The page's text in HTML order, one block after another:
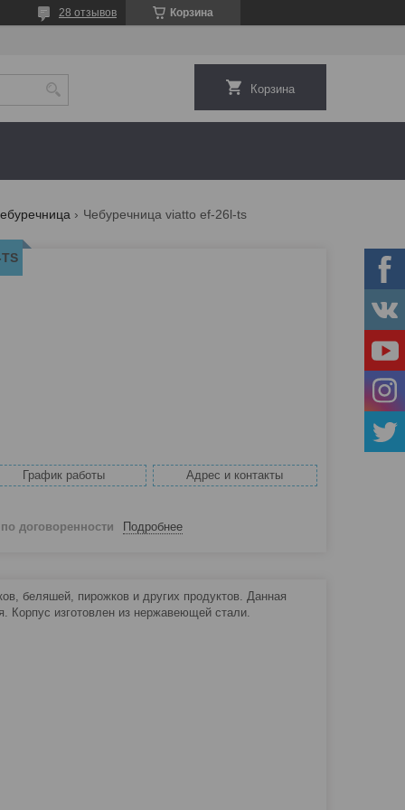
Корзина
28 отзывов
Корзина
Чебуречница viatto ef-26l-ts
График работы Адрес и контакты
по договоренности Подробнее
беляшей, пирожков и других продуктов. Данная
Корпус изготовлен из нержавеющей стали.